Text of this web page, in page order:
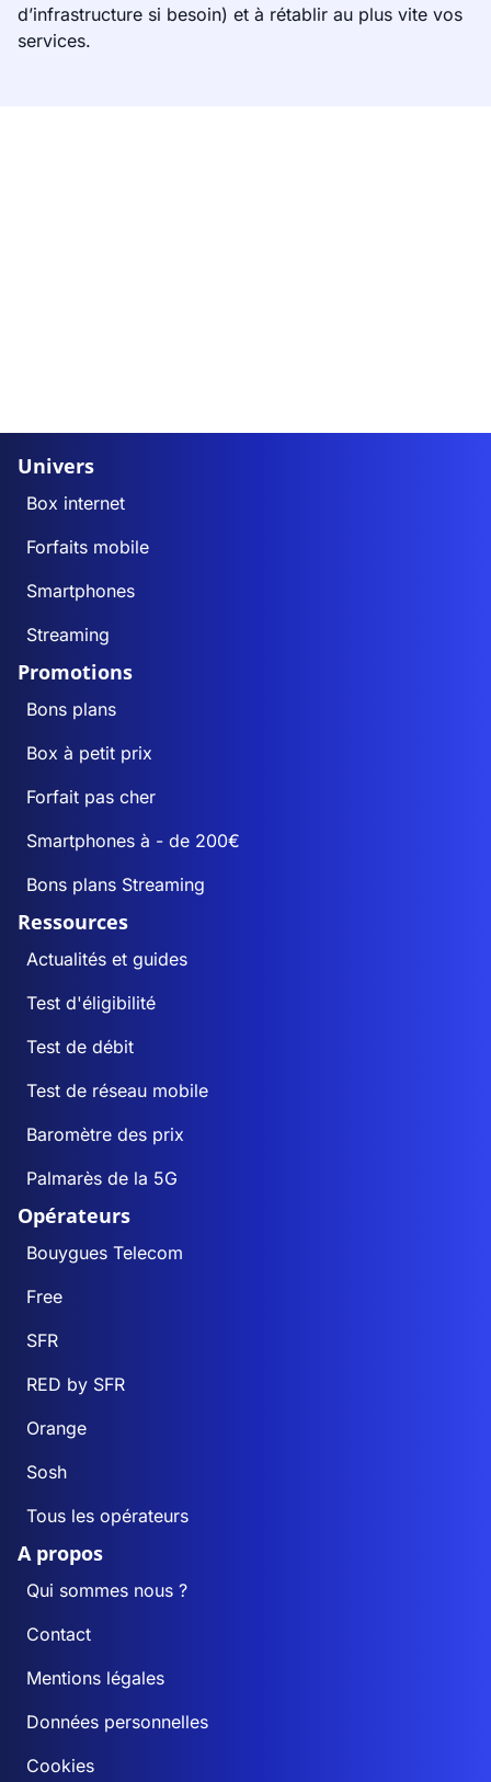
d’infrastructure si besoin) et à rétablir au plus vite vos
services.
Univers
Box internet
Forfaits mobile
Smartphones
Streaming
Promotions
Bons plans
Box à petit prix
Forfait pas cher
Smartphones à - de 200€
Bons plans Streaming
Ressources
Actualités et guides
Test d'éligibilité
Test de débit
Test de réseau mobile
Baromètre des prix
Palmarès de la 5G
Opérateurs
Bouygues Telecom
Free
SFR
RED by SFR
Orange
Sosh
Tous les opérateurs
A propos
Qui sommes nous ?
Contact
Mentions légales
Données personnelles
Cookies